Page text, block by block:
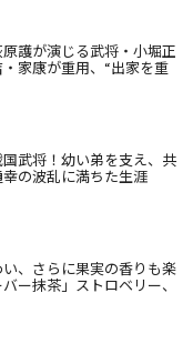
原護が演じる武将・小堀正
家康が重用、“出家を重
武将！幼い弟を支え、共
の波乱に満ちた生涯
、さらに果実の香りも楽
ー抹茶」ストロベリー、